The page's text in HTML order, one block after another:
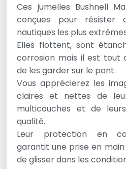
Ces jumelles Bushnell
conçues pour résister
nautiques les plus
Elles flottent, sont
corrosion mais il est tout
de les garder sur le pont.
Vous apprécierez les
claires et nettes de
multicouches et de
qualité.
Leur protection en
garantit une prise en
de glisser dans les